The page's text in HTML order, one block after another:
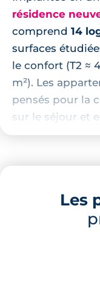
résidence
comprend 14
surfaces
le confort (T2 ≈
m²). Les
pensés pour la
sur le séjour et
orientation
stationnement
sous‑sol avec
dépose‑minute
Les